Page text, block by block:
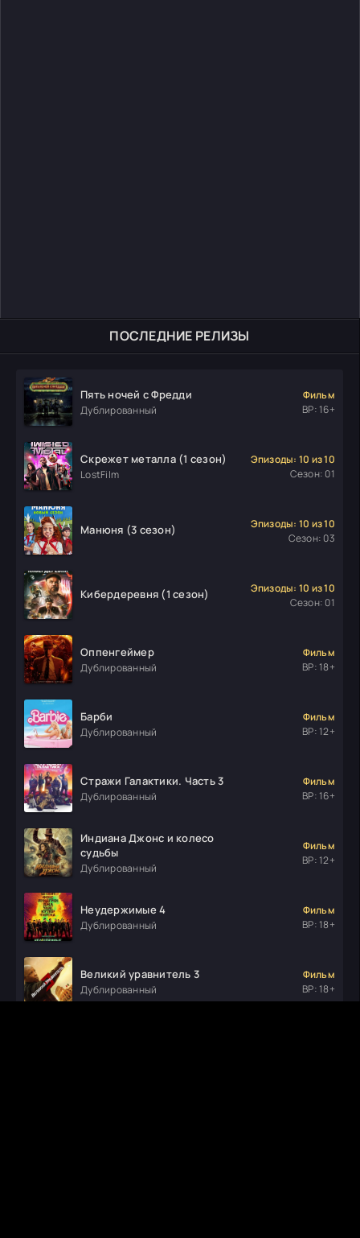
ПОСЛЕДНИЕ РЕЛИЗЫ
Пять ночей с Фредди
Дублированный
Фильм
ВР: 16+
Скрежет металла (1 сезон)
LostFilm
Эпизоды: 10 из 10
Сезон: 01
Манюня (3 сезон)
Эпизоды: 10 из 10
Сезон: 03
Кибердеревня (1 сезон)
Эпизоды: 10 из 10
Сезон: 01
Оппенгеймер
Дублированный
Фильм
ВР: 18+
Барби
Дублированный
Фильм
ВР: 12+
Стражи Галактики. Часть 3
Дублированный
Фильм
ВР: 16+
Индиана Джонс и колесо
судьбы
Дублированный
Фильм
ВР: 12+
Неудержимые 4
Дублированный
Фильм
ВР: 18+
Великий уравнитель 3
Дублированный
Фильм
ВР: 18+